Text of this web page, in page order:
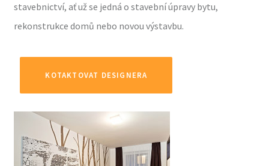
stavebnictví, ať už se jedná o stavební úpravy bytu,
rekonstrukce domů nebo novou výstavbu.
KOTAKTOVAT DESIGNERA